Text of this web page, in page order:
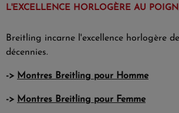
L'EXCELLENCE HORLOGÈRE AU
Breitling incarne l'excellence horlogère
décennies.
-> Montres Breitling pour Homme
-> Montres Breitling pour Femme